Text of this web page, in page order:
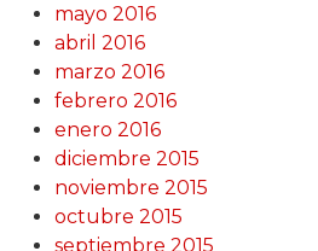
mayo 2016
abril 2016
marzo 2016
febrero 2016
enero 2016
diciembre 2015
noviembre 2015
octubre 2015
septiembre 2015